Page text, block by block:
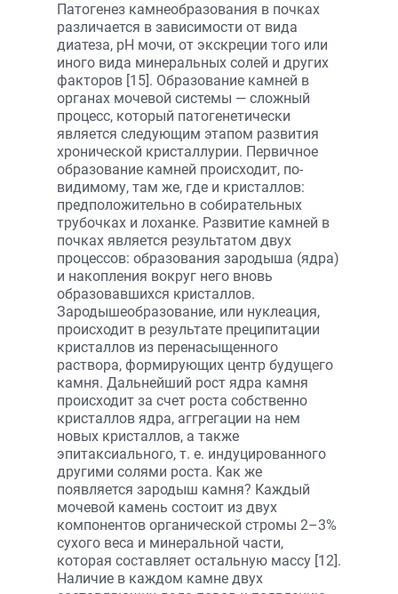
Патогенез камнеобразования в почках
различается в зависимости от вида
диатеза, рН мочи, от экскреции того или
иного вида минеральных солей и других
факторов [15]. Образование камней в
органах мочевой системы — сложный
процесс, который патогенетически
является следующим этапом развития
хронической кристаллурии. Первичное
образование камней происходит, по-
видимому, там же, где и кристаллов:
предположительно в собирательных
трубочках и лоханке. Развитие камней в
почках является результатом двух
процессов: образования зародыша (ядра)
и накопления вокруг него вновь
образовавшихся кристаллов.
Зародышеобразование, или нуклеация,
происходит в результате преципитации
кристаллов из перенасыщенного
раствора, формирующих центр будущего
камня. Дальнейший рост ядра камня
происходит за счет роста собственно
кристаллов ядра, аггрегации на нем
новых кристаллов, а также
эпитаксиального, т. е. индуцированного
другими солями роста. Как же
появляется зародыш камня? Каждый
мочевой камень состоит из двух
компонентов органической стромы 2–3%
сухого веса и минеральной части,
которая составляет остальную массу [12].
Наличие в каждом камне двух